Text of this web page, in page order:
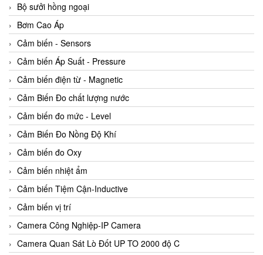
Bộ sưởi hồng ngoại
Bơm Cao Áp
Cảm biến - Sensors
Cảm biến Áp Suất - Pressure
Cảm biến điện từ - Magnetic
Cảm Biến Đo chất lượng nước
Cảm biến đo mức - Level
Cảm Biến Đo Nồng Độ Khí
Cảm biến đo Oxy
Cảm biến nhiệt ẩm
Cảm biến Tiệm Cận-Inductive
Cảm biến vị trí
Camera Công Nghiệp-IP Camera
Camera Quan Sát Lò Đốt UP TO 2000 độ C